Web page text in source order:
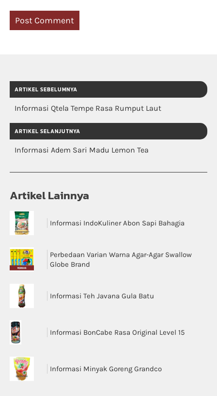
ARTIKEL SEBELUMNYA
Informasi Qtela Tempe Rasa Rumput Laut
ARTIKEL SELANJUTNYA
Informasi Adem Sari Madu Lemon Tea
Artikel Lainnya
Informasi IndoKuliner Abon Sapi Bahagia
Perbedaan Varian Warna Agar-Agar Swallow
Globe Brand
Informasi Teh Javana Gula Batu
Informasi BonCabe Rasa Original Level 15
Informasi Minyak Goreng Grandco